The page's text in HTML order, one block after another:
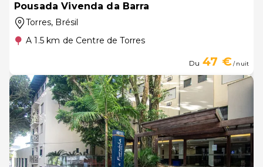
Pousada Vivenda da Barra
Torres, Brésil
A 1.5 km de Centre de Torres
Du 47 €/ nuit